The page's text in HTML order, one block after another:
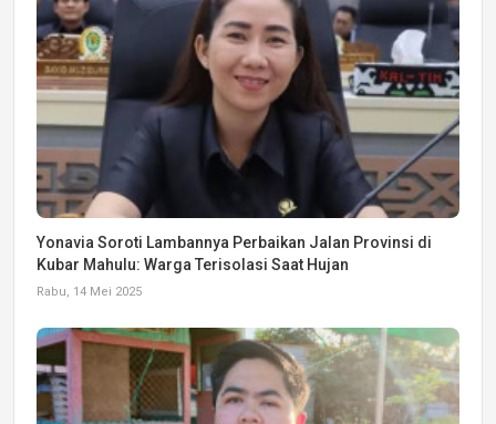
Yonavia Soroti Lambannya Perbaikan Jalan Provinsi di
Kubar Mahulu: Warga Terisolasi Saat Hujan
Rabu, 14 Mei 2025